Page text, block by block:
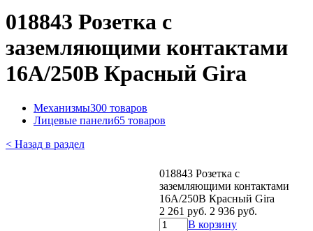
018843 Розетка с
заземляющими контактами
16А/250В Красный Gira
Механизмы300 товаров
Лицевые панели65 товаров
< Назад в раздел
018843 Розетка с
заземляющими контактами
16А/250В Красный Gira
2 261 руб. 2 936 руб.
В корзину